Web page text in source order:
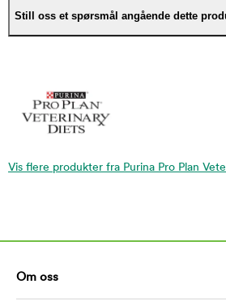
Still oss et spørsmål angående dette
Vis flere produkter fra Purina Pro Plan
Om oss